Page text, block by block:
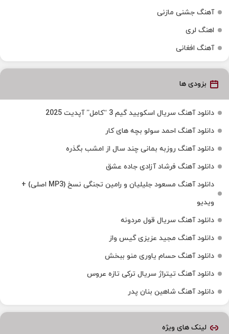
آهنگ جشنی مازنی
اهنگ لری
آهنگ افغانی
بزودی ها
دانلود آهنگ سریال اسکویید گیم 3 “کامل” آپدیت 2025
دانلود آهنگ احمد سولو بچه های کار
دانلود آهنگ روزبه بمانی چند سال از امشب بگذره
دانلود آهنگ فرشاد آزادی جاده عشق
دانلود آهنگ مسعود جلیلیان و رامین تجنگی نسخ (MP3 اصلی) +
ویدیو
دانلود آهنگ سریال قول مردونه
دانلود آهنگ مجید عزیزی گیس واز
دانلود آهنگ حسام یاوری منو ببخش
دانلود آهنگ تیتراژ سریال ترکی تازه عروس
دانلود آهنگ شاهین بنان پدر
لینک های ویژه